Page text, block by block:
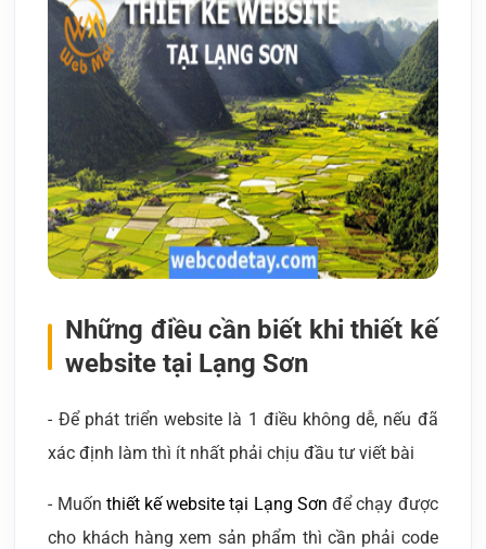
Những điều cần biết khi thiết kế
website tại Lạng Sơn
- Để phát triển website là 1 điều không dễ, nếu đã
xác định làm thì ít nhất phải chịu đầu tư viết bài
- Muốn thiết kế website tại Lạng Sơn để chạy được
cho khách hàng xem sản phẩm thì cần phải code